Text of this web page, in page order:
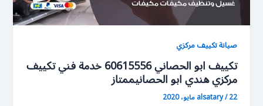
صيانة تكييف مركزي
تكييف ابو الحصاني 60615556 خدمة فني تكييف
مركزي هندي ابو الحصانيممتاز
alsatary/22 مايو، 2020